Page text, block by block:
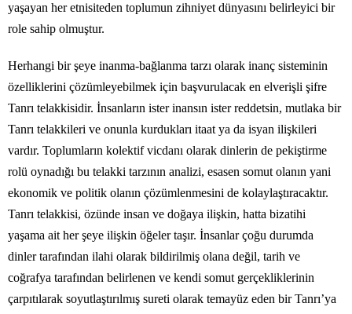
yaşayan her etnisiteden toplumun zihniyet dünyasını belirleyici bir
role sahip olmuştur.
Herhangi bir şeye inanma-bağlanma tarzı olarak inanç sisteminin
özelliklerini çözümleyebilmek için başvurulacak en elverişli şifre
Tanrı telakkisidir. İnsanların ister inansın ister reddetsin, mutlaka bir
Tanrı telakkileri ve onunla kurdukları itaat ya da isyan ilişkileri
vardır. Toplumların kolektif vicdanı olarak dinlerin de pekiştirme
rolü oynadığı bu telakki tarzının analizi, esasen somut olanın yani
ekonomik ve politik olanın çözümlenmesini de kolaylaştıracaktır.
Tanrı telakkisi, özünde insan ve doğaya ilişkin, hatta bizatihi
yaşama ait her şeye ilişkin öğeler taşır. İnsanlar çoğu durumda
dinler tarafından ilahi olarak bildirilmiş olana değil, tarih ve
coğrafya tarafından belirlenen ve kendi somut gerçekliklerinin
çarpıtılarak soyutlaştırılmış sureti olarak temayüz eden bir Tanrı’ya